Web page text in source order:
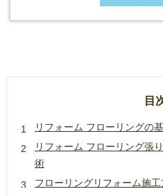
目
リフォーム フローリングの
リフォーム フローリング張
術
フローリングリフォーム施